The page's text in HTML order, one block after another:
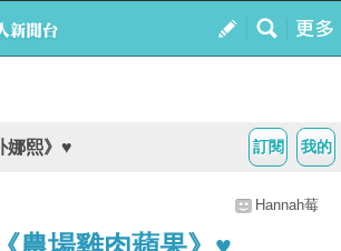
我的
訂閱
娜熙》♥
Hannah莓